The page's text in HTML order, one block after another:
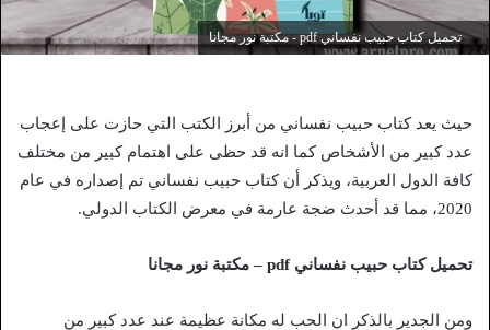
تحميل كتاب حبيب نفساني pdf - مكتبة نور مجانا
حيث يعد كتاب حبيب نفساني من أبرز الكتب التي حازت على إعجاب
عدد كبير من الأشخاص كما انه قد حظى على اهتمام كبير من مختلف
كافة الدول العربية، ويذكر أن كتاب حبيب نفساني تم إصداره في عام
2020، مما قد أحدث ضجة عارمة في معرض الكتاب الدولي.
تحميل كتاب حبيب نفساني pdf – مكتبة نور مجانا
ومن الجدير بالذكر ان الحب له مكانة عظيمة عند عدد كبير من